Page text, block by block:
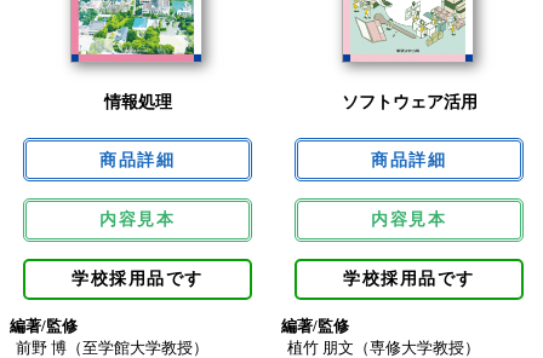
情報処理
内容見本
学校採用品です
編著/監修
前野 博（至学館大学教授）
ソフトウェア活用
内容見本
学校採用品です
編著/監修
植竹 朋文（専修大学教授）